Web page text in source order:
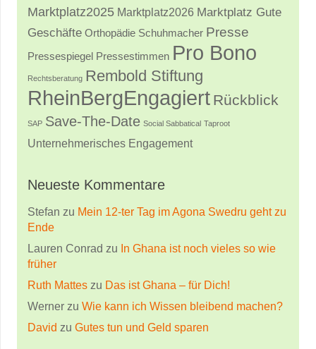
Marktplatz2025 Marktplatz2026 Marktplatz Gute
Geschäfte Orthopädie Schuhmacher Presse
Pressespiegel Pressestimmen Pro Bono
Rechtsberatung Rembold Stiftung
RheinBergEngagiert Rückblick
SAP Save-The-Date Social Sabbatical Taproot
Unternehmerisches Engagement
Neueste Kommentare
Stefan zu Mein 12-ter Tag im Agona Swedru geht zu
Ende
Lauren Conrad zu In Ghana ist noch vieles so wie
früher
Ruth Mattes zu Das ist Ghana – für Dich!
Werner zu Wie kann ich Wissen bleibend machen?
David zu Gutes tun und Geld sparen